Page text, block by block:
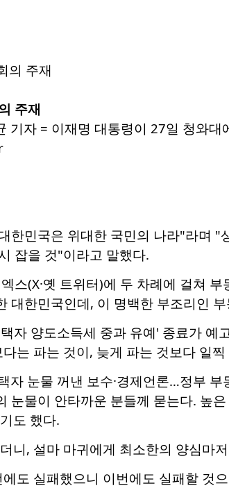
주재
기자 = 이재명 대통령이 27일 청와
한민국은 위대한 국민의 나라"라며
잡을 것"이라고 말했다.
스(X·옛 트위터)에 두 차례에 걸쳐
대한민국인데, 이 명백한 부조리인
자 양도소득세 중과 유예' 종료가
는 파는 것이, 늦게 파는 것보다 일
자 눈물 꺼낸 보수·경제언론…정부
눈물이 안타까운 분들께 묻는다. 높
도 했다.
니, 설마 마귀에게 최소한의 양심마
도 실패했으니 이번에도 실패할 것